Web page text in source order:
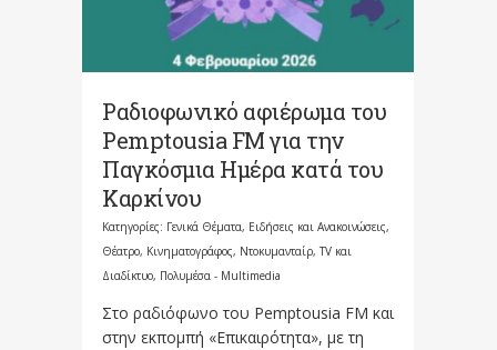
Ραδιοφωνικό αφιέρωμα του
Pemptousia FM για την
Παγκόσμια Ημέρα κατά του
Καρκίνου
Κατηγορίες: Γενικά Θέματα, Ειδήσεις και Ανακοινώσεις,
Θέατρο, Κινηματογράφος, Ντοκυμανταίρ, TV και
Διαδίκτυο, Πολυμέσα - Multimedia
Στο ραδιόφωνο του Pemptousia FΜ και
στην εκπομπή «Επικαιρότητα», με τη